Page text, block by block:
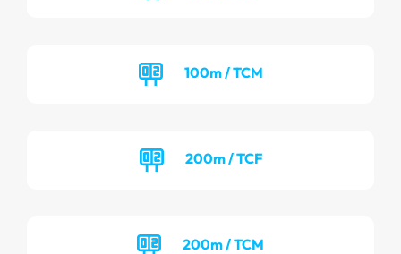
100m / TCM
200m / TCF
200m / TCM